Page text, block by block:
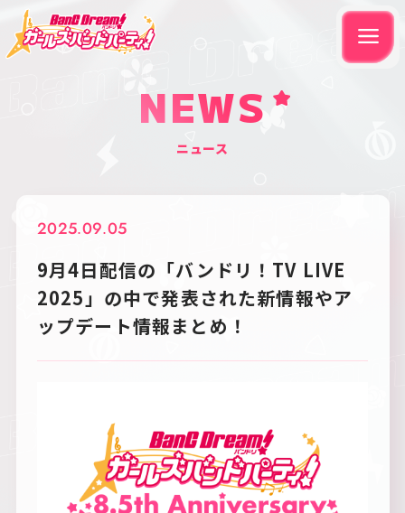
NEWS
ニュース
2025.09.05
9月4日配信の「バンドリ！TV LIVE
2025」の中で発表された新情報やア
ップデート情報まとめ！